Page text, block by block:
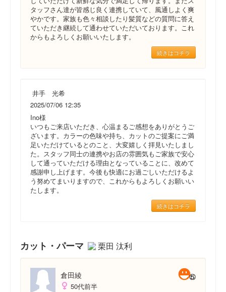
タッフさん達が皆感じ良く連携していて、風通しよく爽
やかです。家族も色々相談したり髪質などの質問に答え
ていただき継続して通わせていただいております。これ
からもよろしくお願いいたします。
続きはコチラ
井手 光希
2025/07/06 12:35
Ino様
いつもご来店いただき、心温まるご感想をありがとうご
ざいます。カラーの色味や持ち、カットのご提案にご満
足いただけているとのこと、大変嬉しく拝見いたしまし
た。スタッフ同士の連携やお店の雰囲気もご家族で安心
して通っていただける理由となっていることに、改めて
感謝申し上げます。今後も快適にお過ごしいただけるよ
う努めてまいりますので、これからもよろしくお願いい
たします。
続きはコチラ
カット・パーマ 栗田 汰利
倉田綾
50代前半